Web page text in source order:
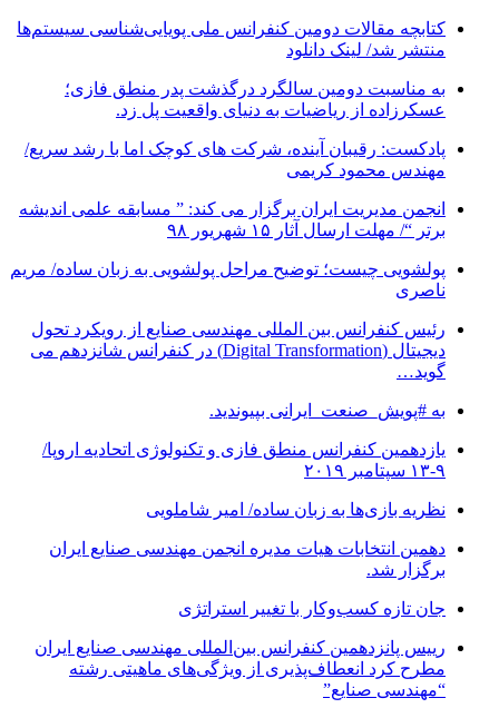
کتابچه مقالات دومین کنفرانس ملی پویایی‌شناسی سیستم‌ها
منتشر شد/ لینک دانلود
به مناسبت دومین سالگرد درگذشت پدر منطق فازی؛
عسکرزاده از ریاضیات به دنیای واقعیت پل زد.
پادکست: رقیبان آینده، شرکت های کوچک اما با رشد سریع/
مهندس محمود کریمی
انجمن مدیریت ایران برگزار می کند: ” مسابقه علمی اندیشه
برتر “/ مهلت ارسال آثار ۱۵ شهریور ۹۸
پولشویی چیست؛ توضیح مراحل پولشویی به زبان ساده/ مریم
ناصری
رئیس کنفرانس بین المللی مهندسی صنایع از رویکرد تحول
دیجیتال (Digital Transformation) در کنفرانس شانزدهم می
گوید…
به #پویش_صنعت_ایرانی بپیوندید.
یازدهمین کنفرانس منطق فازی و تکنولوژی اتحادیه اروپا/
۹-۱۳ سپتامبر ۲۰۱۹
نظریه بازی‌ها به زبان ساده/ امیر شاملویی
دهمین انتخابات هیات مدیره انجمن مهندسی صنایع ایران
برگزار شد.
جان تازه کسب‌وکار با تغییر استراتژی
رییس پانزدهمین کنفرانس بین‌المللی مهندسی صنایع ایران
مطرح کرد انعطاف‌پذیری از ویژگی‌های ماهیتی رشته
“مهندسی صنایع”